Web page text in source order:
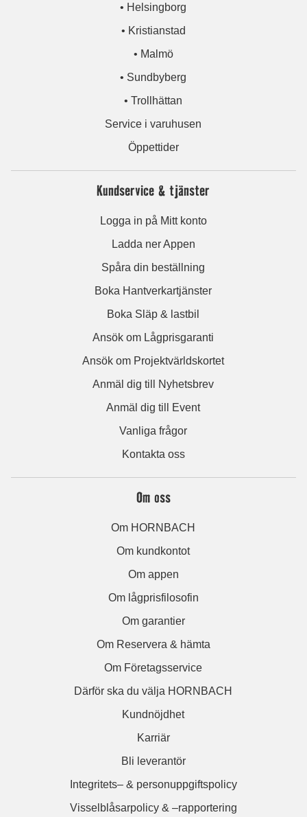
• Helsingborg
• Kristianstad
• Malmö
• Sundbyberg
• Trollhättan
Service i varuhusen
Öppettider
Kundservice & tjänster
Logga in på Mitt konto
Ladda ner Appen
Spåra din beställning
Boka Hantverkartjänster
Boka Släp & lastbil
Ansök om Lågprisgaranti
Ansök om Projektvärldskortet
Anmäl dig till Nyhetsbrev
Anmäl dig till Event
Vanliga frågor
Kontakta oss
Om oss
Om HORNBACH
Om kundkontot
Om appen
Om lågprisfilosofin
Om garantier
Om Reservera & hämta
Om Företagsservice
Därför ska du välja HORNBACH
Kundnöjdhet
Karriär
Bli leverantör
Integritets– & personuppgiftspolicy
Visselblåsarpolicy & –rapportering